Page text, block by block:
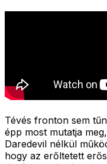
Tévés fronton sem
épp most mutatja
Daredevil nélkül
hogy az erőltetett